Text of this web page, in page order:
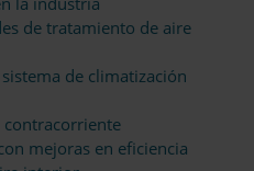
de tratamiento de aire
de climatización
contracorriente
mejoras en eficiencia